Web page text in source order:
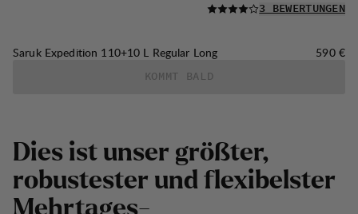
LESEN SIE ALLE
3 BEWERTUNGEN
Saruk Expedition 110+10 L Regular Long Preis:
590 €
KOMMT BALD
Dies ist unser größter,
robustester und flexibelster
Mehrtages-